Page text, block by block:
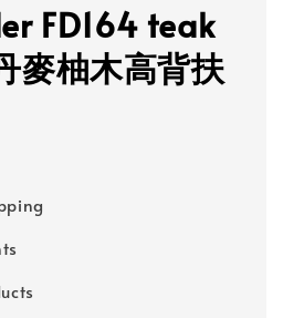
FD164 teak
麥柚木高背扶